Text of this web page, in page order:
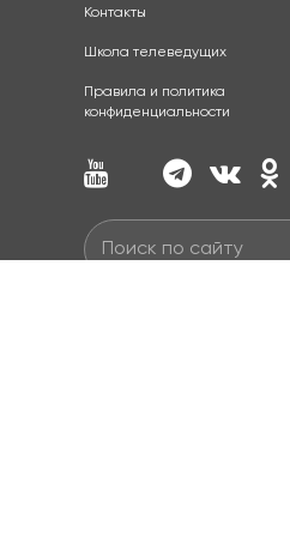
Контакты
Школа телеведущих
Правила и политика
конфиденциальности